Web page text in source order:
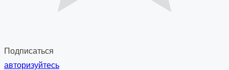
Подписаться
авторизуйтесь